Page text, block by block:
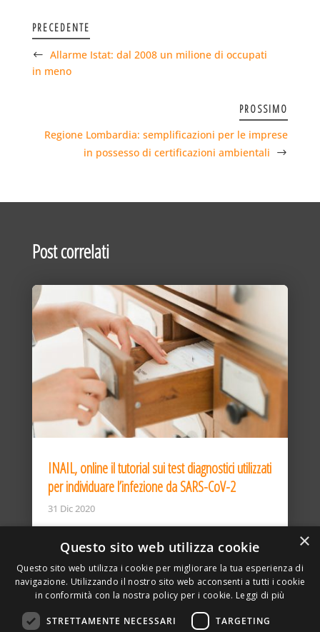
PRECEDENTE
Allarme Istat: dal 2008 un milione di occupati
in meno
PROSSIMO
Regione Lombardia: semplificazioni per le imprese
in possesso di certificazioni ambientali
Post correlati
INAIL, online il tutorial sui test diagnostici utilizzati
per individuare l’infezione da SARS-CoV-2
31 Dic 2020
×
Questo sito web utilizza cookie
Questo sito web utilizza i cookie per migliorare la tua esperienza di
navigazione. Utilizzando il nostro sito web acconsenti a tutti i cookie
in conformità con la nostra policy per i cookie. Leggi di più
STRETTAMENTE NECESSARI TARGETING